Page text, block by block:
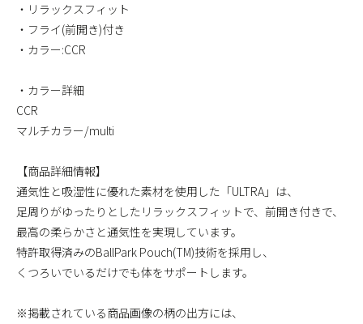
・リラックスフィット
・フライ(前開き)付き
・カラー:CCR
・カラー詳細
CCR
マルチカラー/multi
【商品詳細情報】
通気性と吸湿性に優れた素材を使用した「ULTRA」は、
足周りがゆったりとしたリラックスフィットで、前開き付きで、
最高の柔らかさと通気性を実現しています。
特許取得済みのBallPark Pouch(TM)技術を採用し、
くつろいでいるだけでも体をサポートします。
※掲載されている商品画像の柄の出方には、